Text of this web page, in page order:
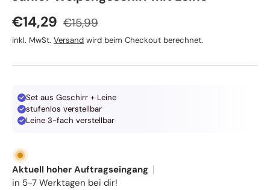
Verkaufspreis
€14,29 Normaler Preis
€15,99
inkl. MwSt. Versand wird beim Checkout berechnet.
Set aus Geschirr + Leine
stufenlos verstellbar
Leine 3-fach verstellbar
Aktuell hoher Auftragseingang
in 5-7 Werktagen bei dir!